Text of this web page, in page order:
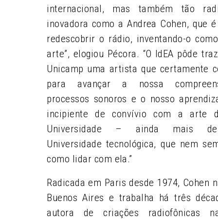
internacional, mas também tão
inovadora como a Andrea Cohen, que
redescobrir o rádio, inventando-o
arte”, elogiou Pécora. “O IdEA pôde
Unicamp uma artista que certamente
para avançar a nossa
processos sonoros e o nosso
incipiente de convívio com a arte
Universidade – ainda mais
Universidade tecnológica, que nem
como lidar com ela.”
Radicada em Paris desde 1974, Cohen
Buenos Aires e trabalha há três
autora de criações radiofônicas